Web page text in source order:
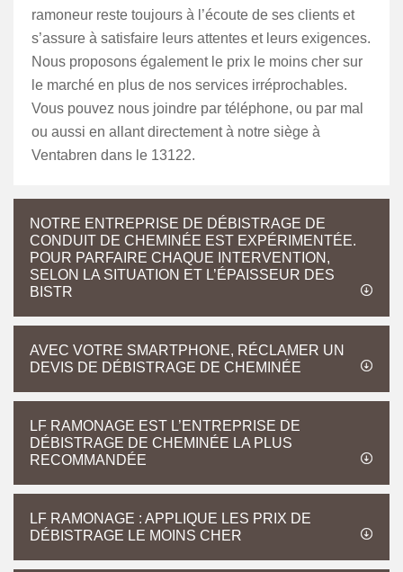
ramoneur reste toujours à l’écoute de ses clients et
s’assure à satisfaire leurs attentes et leurs exigences.
Nous proposons également le prix le moins cher sur
le marché en plus de nos services irréprochables.
Vous pouvez nous joindre par téléphone, ou par mal
ou aussi en allant directement à notre siège à
Ventabren dans le 13122.
NOTRE ENTREPRISE DE DÉBISTRAGE DE
CONDUIT DE CHEMINÉE EST EXPÉRIMENTÉE.
POUR PARFAIRE CHAQUE INTERVENTION,
SELON LA SITUATION ET L’ÉPAISSEUR DES
BISTR
AVEC VOTRE SMARTPHONE, RÉCLAMER UN
DEVIS DE DÉBISTRAGE DE CHEMINÉE
LF RAMONAGE EST L’ENTREPRISE DE
DÉBISTRAGE DE CHEMINÉE LA PLUS
RECOMMANDÉE
LF RAMONAGE : APPLIQUE LES PRIX DE
DÉBISTRAGE LE MOINS CHER